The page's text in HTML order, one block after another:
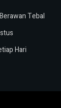
Tebal
Hari